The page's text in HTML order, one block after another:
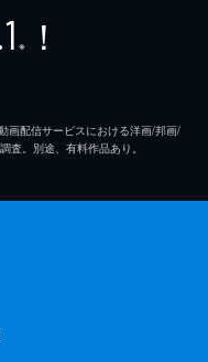
※ ！
画配信サービスにおける洋画/邦画/
査。別途、有料作品あり。